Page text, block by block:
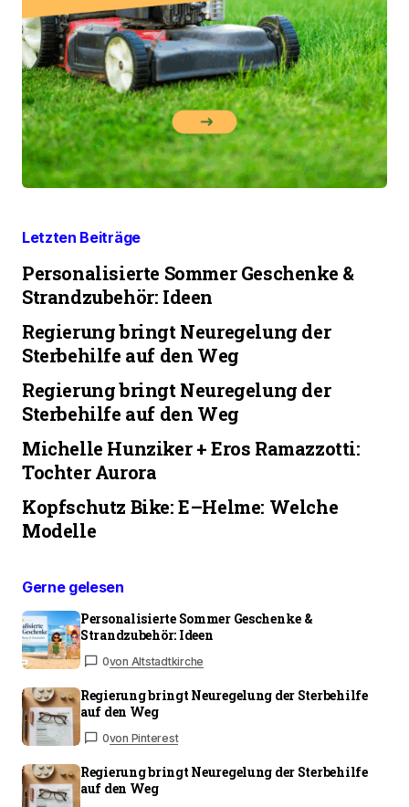
Letzten Beiträge
Personalisierte Sommer Geschenke &
Strandzubehör: Ideen
Regierung bringt Neuregelung der
Sterbehilfe auf den Weg
Regierung bringt Neuregelung der
Sterbehilfe auf den Weg
Michelle Hunziker + Eros Ramazzotti:
Tochter Aurora
Kopfschutz Bike: E–Helme: Welche
Modelle
Gerne gelesen
Personalisierte Sommer Geschenke &
Strandzubehör: Ideen
0von Altstadtkirche
Regierung bringt Neuregelung der Sterbehilfe
auf den Weg
0von Pinterest
Regierung bringt Neuregelung der Sterbehilfe
auf den Weg